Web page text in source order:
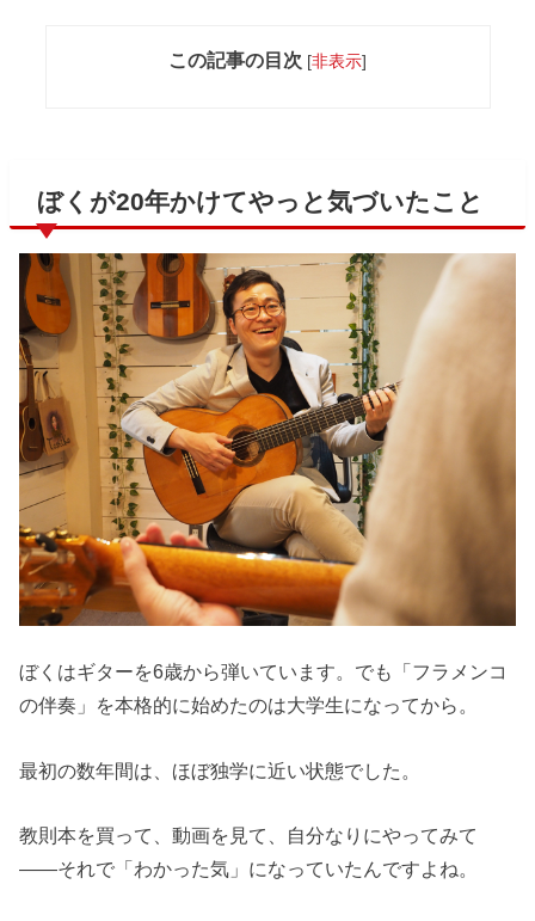
この記事の目次 [非表示]
ぼくが20年かけてやっと気づいたこと
ぼくはギターを6歳から弾いています。でも「フラメンコ
の伴奏」を本格的に始めたのは大学生になってから。
最初の数年間は、ほぼ独学に近い状態でした。
教則本を買って、動画を見て、自分なりにやってみて
——それで「わかった気」になっていたんですよね。